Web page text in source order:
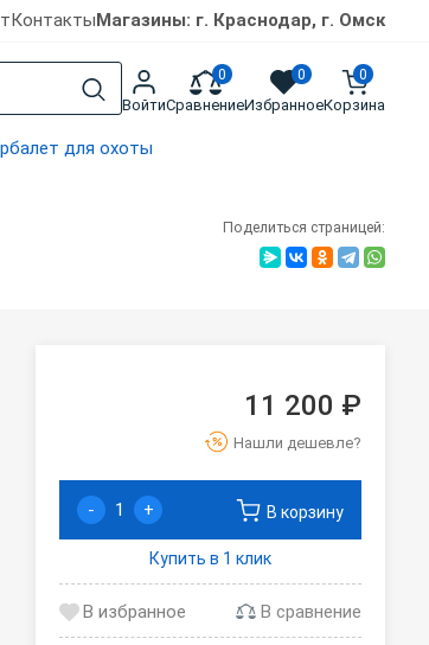
КонтактыМагазины: г. Краснодар, г. Омск
Войти
0
Сравнение
0
Избранное
0
Корзина
для охоты
Поделиться страницей:
11 200 ₽
Нашли дешевле?
- + В корзину
Купить в 1 клик
В сравнение